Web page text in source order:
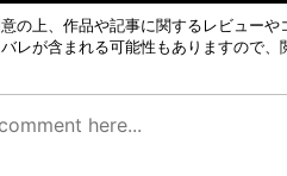
の上、作品や記事に関するレビューや
レが含まれる可能性もありますので、